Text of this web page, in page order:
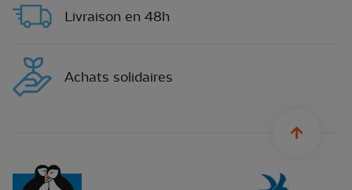
Livraison en 48h
Achats solidaires